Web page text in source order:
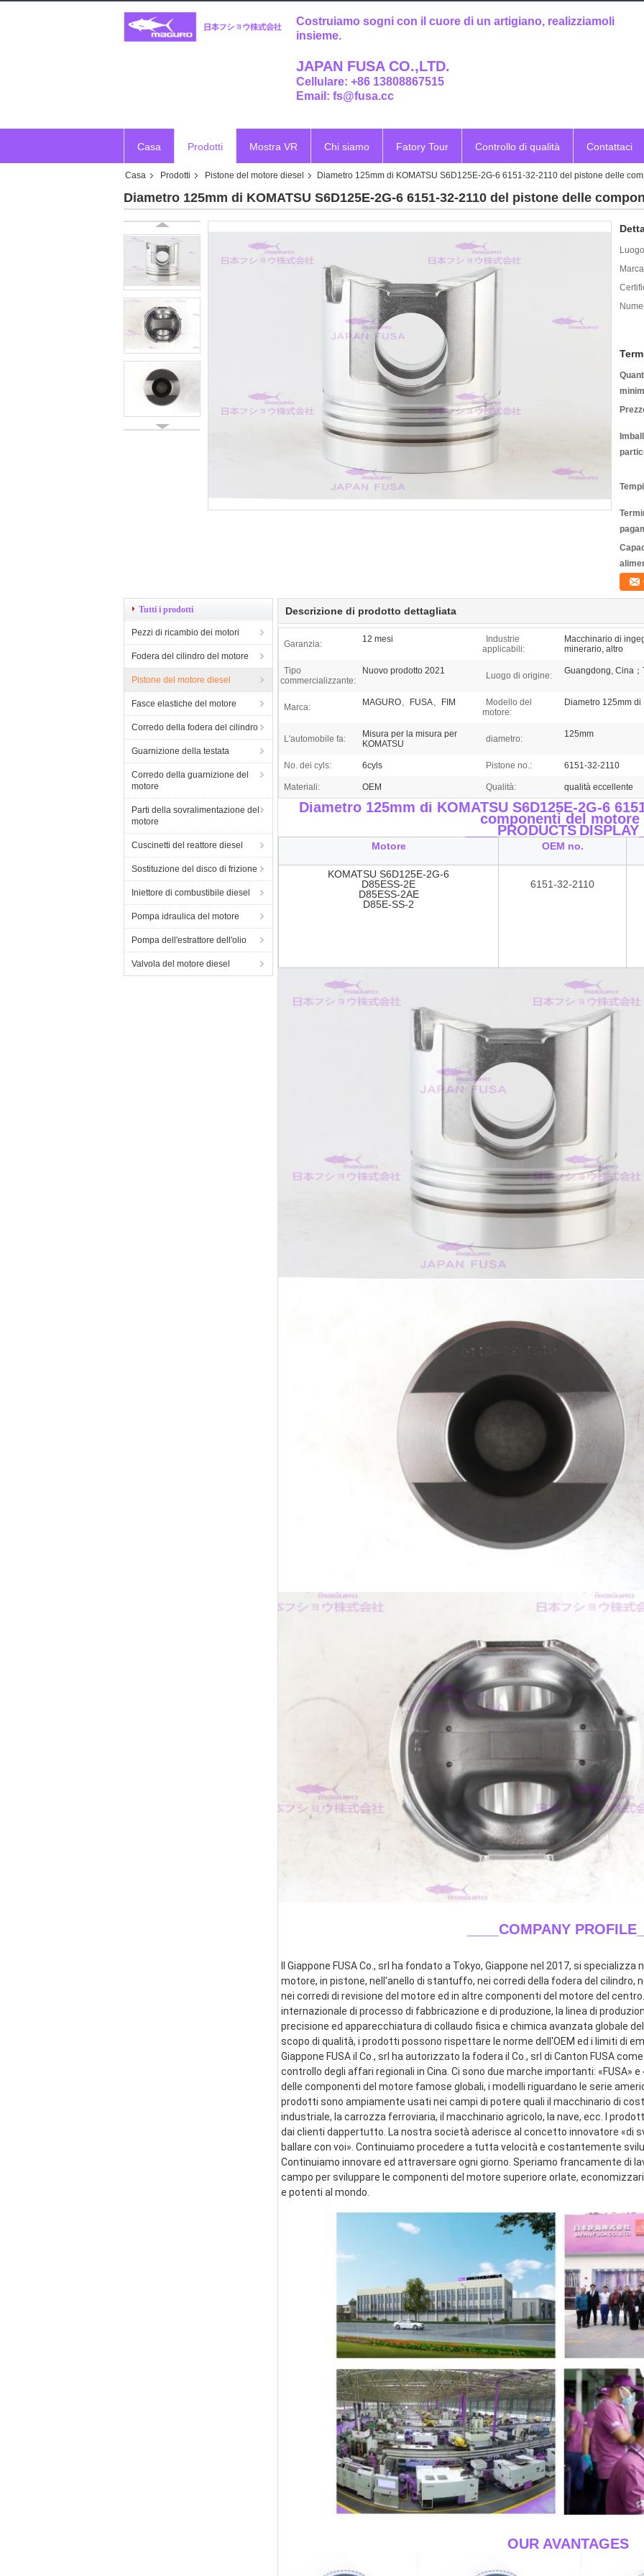
Costruiamo sogni con il cuore di un artigiano, realizziamoli
insieme.
JAPAN FUSA CO.,LTD.
Cellulare: +86 13808867515
Email: fs@fusa.cc
Casa Prodotti Mostra VR Chi siamo Fatory Tour Controllo di qualità Contattaci
Casa Prodotti Pistone del motore diesel Diametro 125mm di KOMATSU S6D125E-2G-6 6151-32-2110 del pistone delle
Diametro 125mm di KOMATSU S6D125E-2G-6 6151-32-2110 del pistone delle
Tutti i prodotti
Pezzi di ricambio dei motori
Fodera del cilindro del motore
Pistone del motore diesel
Fasce elastiche del motore
Corredo della fodera del cilindro
Guarnizione della testata
Corredo della guarnizione del
motore
Parti della sovralimentazione del
motore
Cuscinetti del reattore diesel
Sostituzione del disco di frizione
Iniettore di combustibile diesel
Pompa idraulica del motore
Pompa dell'estrattore dell'olio
Valvola del motore diesel
Descrizione di prodotto dettagliata
Garanzia: 12 mesi
Industrie
applicabili:
Macchinario di
minerario, altro
Tipo
commercializzante:
Nuovo prodotto 2021 Luogo di origine: Guangdong, Cina
Marca: MAGURO、FUSA、FIM
Modello del
motore:
Diametro 125mm
L'automobile fa:
Misura per la misura per
KOMATSU
diametro: 125mm
No. dei cyls: 6cyls Pistone no.: 6151-32-2110
Materiali: OEM Qualità: qualità eccellente
Diametro 125mm di KOMATSU S6D125E-2G-6
componenti del motore
____PRODUCTS
Motore OEM no.
KOMATSU S6D125E-2G-6
D85ESS-2E
D85ESS-2AE
D85E-SS-2
6151-32-2110
____COMPANY
Il Giappone FUSA Co., srl ha fondato a Tokyo, Giappone nel 2017, si
motore, in pistone, nell'anello di stantuffo, nei corredi della fodera del cilindro,
nei corredi di revisione del motore ed in altre componenti del motore del
internazionale di processo di fabbricazione e di produzione, la linea di
precisione ed apparecchiatura di collaudo fisica e chimica avanzata globale
scopo di qualità, i prodotti possono rispettare le norme dell'OEM ed i limiti di
Giappone FUSA il Co., srl ha autorizzato la fodera il Co., srl di Canton FUSA
controllo degli affari regionali in Cina. Ci sono due marche importanti: «FUSA»
delle componenti del motore famose globali, i modelli riguardano le serie
prodotti sono ampiamente usati nei campi di potere quali il macchinario di
industriale, la carrozza ferroviaria, il macchinario agricolo, la nave, ecc. I
dai clienti dappertutto. La nostra società aderisce al concetto innovatore «di
ballare con voi». Continuiamo procedere a tutta velocità e costantemente
Continuiamo innovare ed attraversare ogni giorno. Speriamo francamente di
campo per sviluppare le componenti del motore superiore orlate,
e potenti al mondo.
____OUR AVANTAGES__